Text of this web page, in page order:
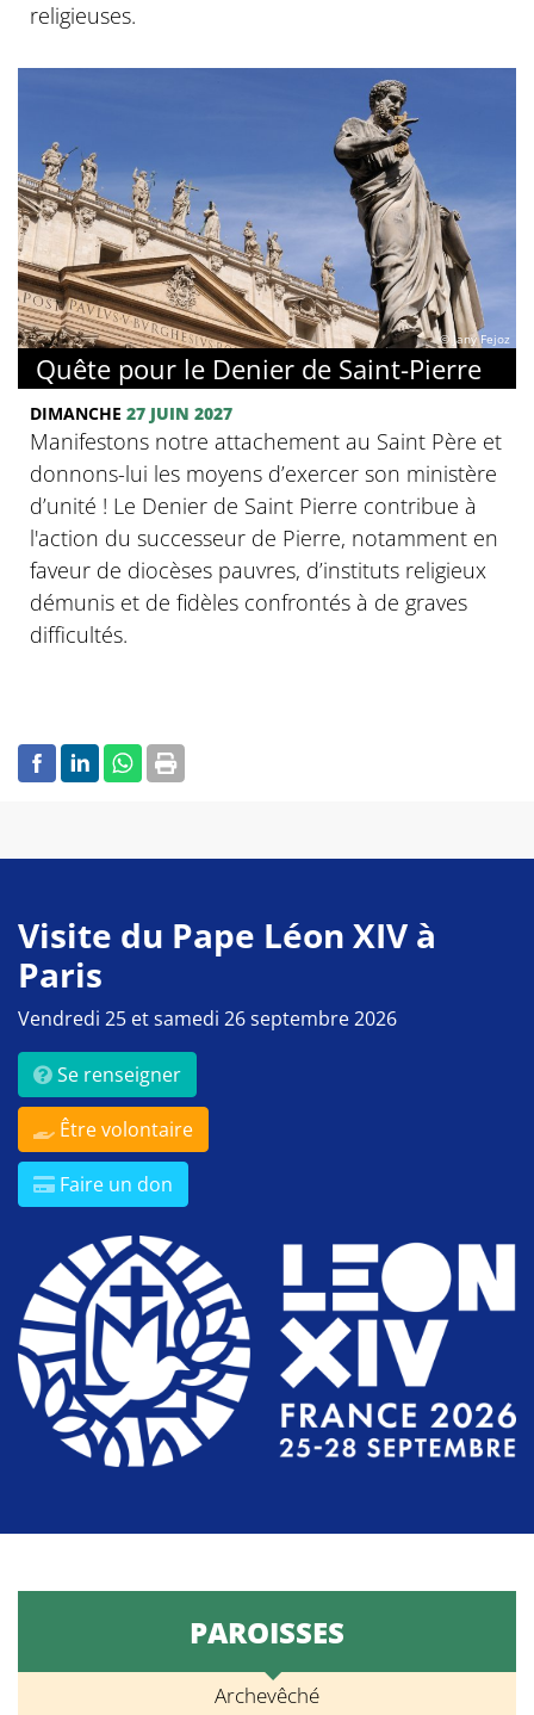
religieuses.
© Jany Fejoz
Quête pour le Denier de Saint-Pierre
DIMANCHE 27 JUIN 2027
Manifestons notre attachement au Saint Père et
donnons-lui les moyens d’exercer son ministère
d’unité ! Le Denier de Saint Pierre contribue à
l'action du successeur de Pierre, notamment en
faveur de diocèses pauvres, d’instituts religieux
démunis et de fidèles confrontés à de graves
difficultés.
Visite du Pape Léon XIV à
Paris
Vendredi 25 et samedi 26 septembre 2026
Se renseigner
Être volontaire
Faire un don
PAROISSES
Archevêché